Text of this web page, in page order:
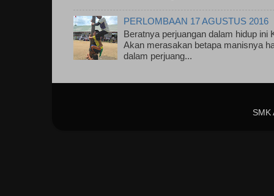
PERLOMBAAN 17 AGUSTUS 2016
Beratnya perjuangan dalam hidup ini
Akan merasakan betapa manisnya
dalam perjuang...
SMK